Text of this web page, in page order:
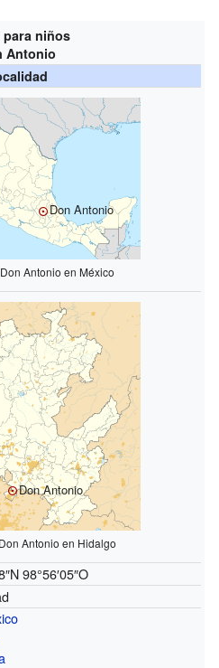
para niños
Antonio
Don Antonio
Antonio en México
Don Antonio
Antonio en Hidalgo
98°56′05″O